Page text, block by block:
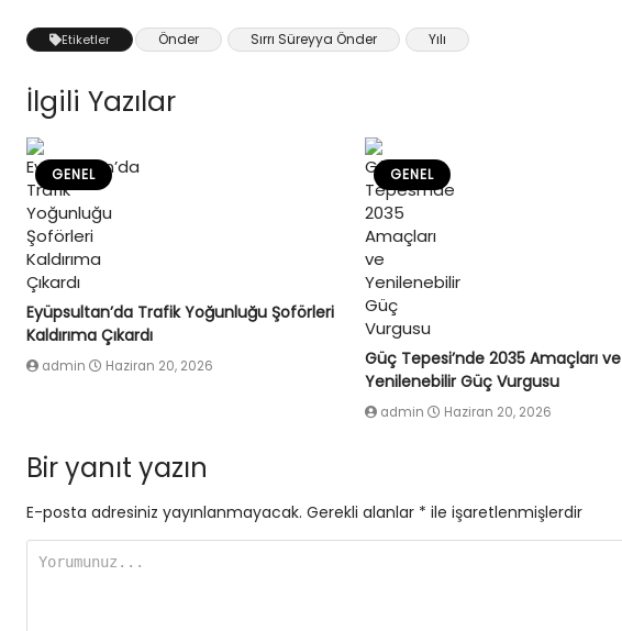
Etiketler Önder Sırrı Süreyya Önder Yılı
İlgili Yazılar
GENEL
Eyüpsultan’da Trafik Yoğunluğu Şoförleri
Kaldırıma Çıkardı
admin Haziran 20, 2026
GENEL
Güç Tepesi’nde 2035 Amaçları ve
Yenilenebilir Güç Vurgusu
admin Haziran 20, 2026
Bir yanıt yazın
E-posta adresiniz yayınlanmayacak. Gerekli alanlar * ile işaretlenmişlerdir